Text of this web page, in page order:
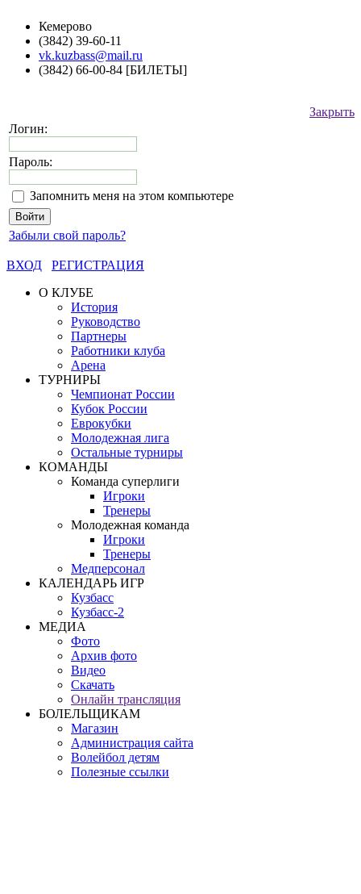
Кемерово
(3842) 39-60-11
vk.kuzbass@mail.ru
(3842) 66-00-84 [БИЛЕТЫ]
Закрыть
Логин:
Пароль:
Запомнить меня на этом компьютере
Забыли свой пароль?
ВХОД
РЕГИСТРАЦИЯ
О КЛУБЕ
История
Руководство
Партнеры
Работники клуба
Арена
ТУРНИРЫ
Чемпионат России
Кубок России
Еврокубки
Молодежная лига
Остальные турниры
КОМАНДЫ
Команда суперлиги
Игроки
Тренеры
Молодежная команда
Игроки
Тренеры
Медперсонал
КАЛЕНДАРЬ ИГР
Кузбасс
Кузбасс-2
МЕДИА
Фото
Архив фото
Видео
Скачать
Онлайн трансляция
БОЛЕЛЬЩИКАМ
Магазин
Администрация сайта
Волейбол детям
Полезные ссылки